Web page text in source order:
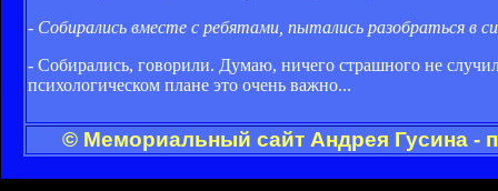
- Собирались вместе с ребятами, пытались разобраться в
- Собирались, говорили. Думаю, ничего страшного не
психологическом плане это очень важно...
© Мемориальный сайт Андрея Гусина -